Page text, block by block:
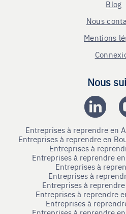
Blog
Nous
Mentions
Nous
Entreprises à reprendre en
Entreprises à reprendre en
Entreprises à
Entreprises à reprendre
Entreprises à
Entreprises à
Entreprises à
Entreprises à reprendre
Entreprises à